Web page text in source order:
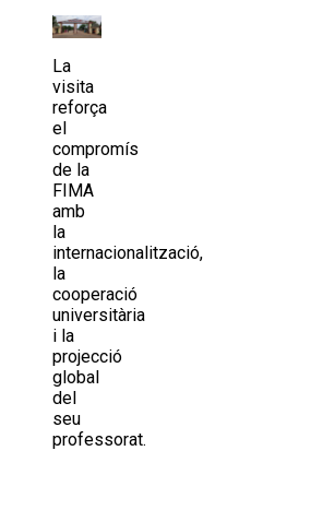
La
visita
reforça
el
compromís
de la
FIMA
amb
la
internacionalització,
la
cooperació
universitària
i la
projecció
global
del
seu
professorat.